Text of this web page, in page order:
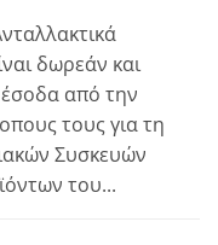
δωρεάν και
από την
τους για τη
Συσκευών
του...